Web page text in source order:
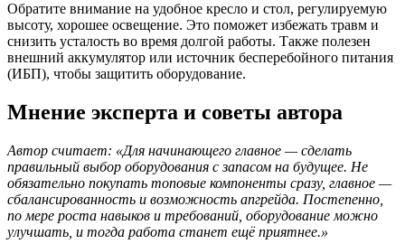
Обратите внимание на удобное кресло и стол, регулируемую
высоту, хорошее освещение. Это поможет избежать травм и
снизить усталость во время долгой работы. Также полезен
внешний аккумулятор или источник бесперебойного питания
(ИБП), чтобы защитить оборудование.
Мнение эксперта и советы автора
Автор считает: «Для начинающего главное — сделать
правильный выбор оборудования с запасом на будущее. Не
обязательно покупать топовые компоненты сразу, главное —
сбалансированность и возможность апгрейда. Постепенно,
по мере роста навыков и требований, оборудование можно
улучшать, и тогда работа станет ещё приятнее.»